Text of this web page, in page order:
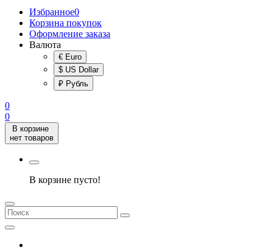
Избранное0
Корзина покупок
Оформление заказа
Валюта
€ Euro
$ US Dollar
₽ Рубль
0
0
В корзине
нет товаров
В корзине пусто!